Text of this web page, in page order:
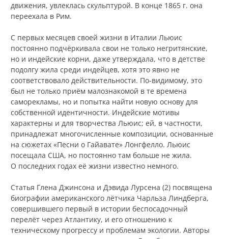
движения, увлеклась скульптурой. В конце 1865 г. она
переехала в Рим.
С первых месяцев своей жизни в Италии Льюис
постоянно подчёркивала свои не только негритянские,
но и индейские корни, даже утверждала, что в детстве
подолгу жила среди индейцев, хотя это явно не
соответствовало действительности. По-видимому, это
был не только приём малознакомой в те времена
саморекламы, но и попытка найти новую основу для
собственной идентичности. Индейские мотивы
характерны и для творчества Льюис; ей, в частности,
принадлежат многочисленные композиции, основанные
на сюжетах «Песни о Гайавате» Лонгфелло. Льюис
посещала США, но постоянно там больше не жила.
О последних годах её жизни известно немного.
Статья Глена Джинсона и Дэвида Лурсена (2) посвящена
биографии американского лётчика Чарльза Линдберга,
совершившего первый в истории беспосадочный
перелёт через Атлантику, и его отношению к
техническому прогрессу и проблемам экологии. Авторы